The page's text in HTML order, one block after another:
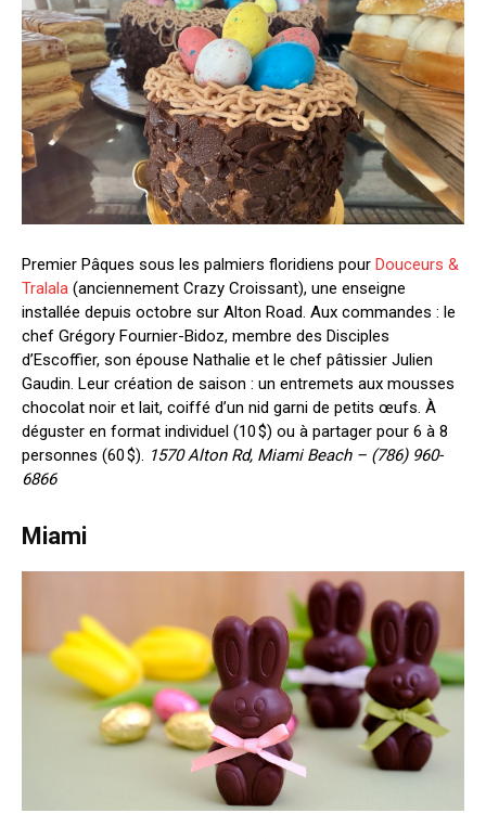
Premier Pâques sous les palmiers floridiens pour Douceurs &
Tralala (anciennement Crazy Croissant), une enseigne
installée depuis octobre sur Alton Road. Aux commandes : le
chef Grégory Fournier-Bidoz, membre des Disciples
d’Escoffier, son épouse Nathalie et le chef pâtissier Julien
Gaudin. Leur création de saison : un entremets aux mousses
chocolat noir et lait, coiffé d’un nid garni de petits œufs. À
déguster en format individuel (10 $) ou à partager pour 6 à 8
personnes (60 $). 1570 Alton Rd, Miami Beach – (786) 960-
6866
Miami